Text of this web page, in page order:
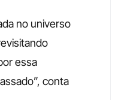
no universo
essa
conta